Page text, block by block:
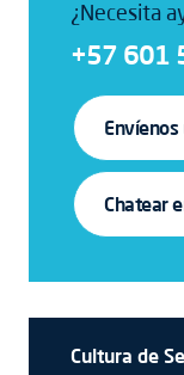
¿Necesita
+57 601
Chatear
Cultura de